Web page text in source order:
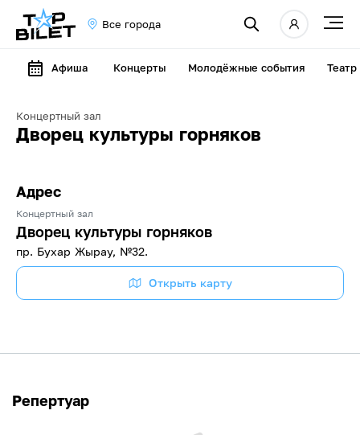
Все города
Афиша Концерты Молодёжные события Театр
Концертный зал
Дворец культуры горняков
Адрес
Концертный зал
Дворец культуры горняков
пр. Бухар Жырау, №32.
Открыть карту
Репертуар